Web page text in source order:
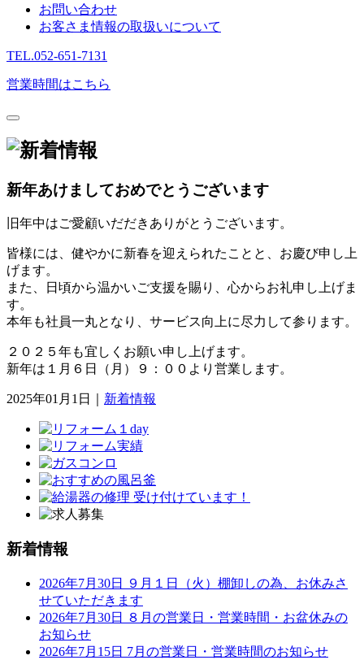
お問い合わせ
お客さま情報の取扱いについて
TEL.052-651-7131
営業時間はこちら
新年あけましておめでとうございます
旧年中はご愛顧いだだきありがとうございます。
皆様には、健やかに新春を迎えられたことと、お慶び申し上
げます。
また、日頃から温かいご支援を賜り、心からお礼申し上げま
す。
本年も社員一丸となり、サービス向上に尽力して参ります。
２０２５年も宜しくお願い申し上げます。
新年は１月６日（月）９：００より営業します。
2025年01月1日 新着情報
新着情報
2026年7月30日
９月１日（火）棚卸しの為、お休みさ
せていただきます
2026年7月30日
８月の営業日・営業時間・お盆休みの
お知らせ
2026年7月15日 7月の営業日・営業時間のお知らせ